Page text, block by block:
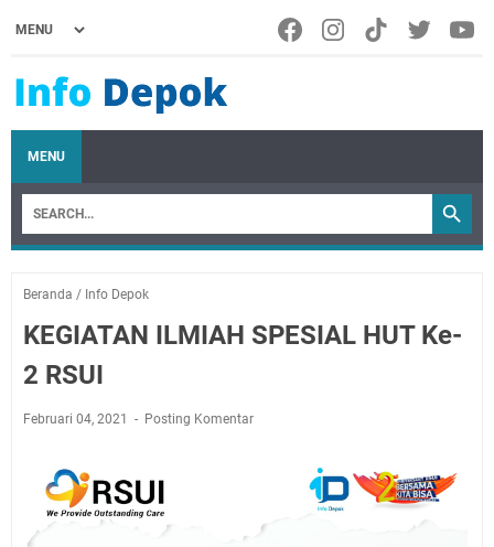
MENU
Beranda / Info Depok
KEGIATAN ILMIAH SPESIAL HUT Ke-
2 RSUI
Februari 04, 2021 Posting Komentar